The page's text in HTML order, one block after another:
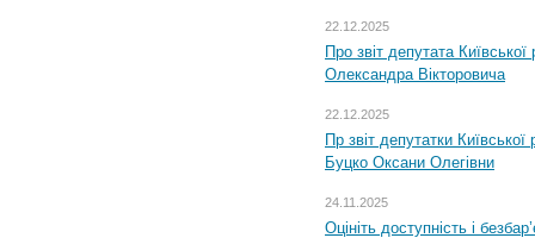
22.12.2025
Про звіт депутата
Олександра Вікторовича
22.12.2025
Пр звіт депутатки
Буцко Оксани Олегівни
24.11.2025
Оцініть доступність і